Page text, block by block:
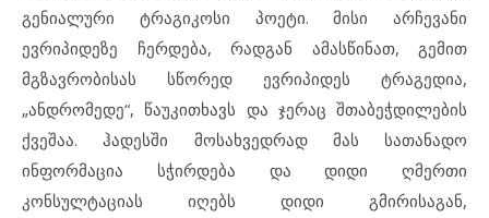
გენიალური ტრაგიკოსი პოეტი. მისი არჩევანი
ევრიპიდეზე ჩერდება, რადგან ამასწინათ, გემით
მგზავრობისას სწორედ ევრიპიდეს ტრაგედია,
„ანდრომედე“, წაუკითხავს და ჯერაც შთაბეჭდილების
ქვეშაა. ჰადესში მოსახვედრად მას სათანადო
ინფორმაცია სჭირდება და დიდი ღმერთი
კონსულტაციას იღებს დიდი გმირისაგან,